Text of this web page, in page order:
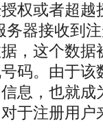
权或者超越
务器接收到
，这个数据
码。由于该
息，也就成
于注册用户